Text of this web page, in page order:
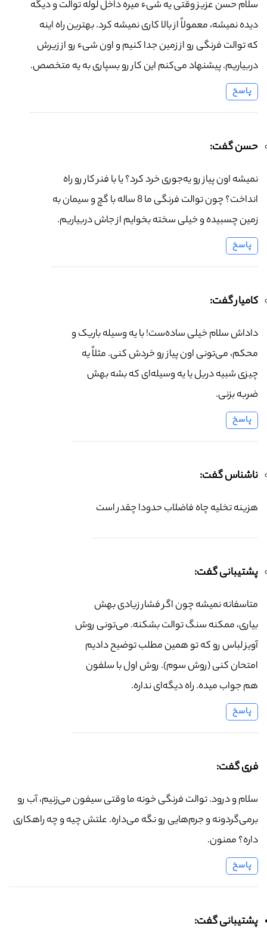
سلام حسن عزیز وقتی یه شیء میره داخل لوله توالت و دیگه
دیده نمیشه، معمولاً از بالا کاری نمیشه کرد. بهترین راه اینه
که توالت فرنگی رو از زمین جدا کنیم و اون شیء رو از زیرش
دربیاریم. پیشنهاد می‌کنم این کار رو بسپاری به یه متخصص.
پاسخ
حسن گفت:
نمیشه اون پیاز رو یه‌جوری خرد کرد؟ یا با فنر کار رو راه
انداخت؟ چون توالت فرنگی ما 8 ساله با گچ و سیمان به
زمین چسبیده و خیلی سخته بخوایم از جاش دربیاریم.
پاسخ
کامیار گفت:
داداش سلام خیلی ساده‌ست! با یه وسیله باریک و
محکم، می‌تونی اون پیاز رو خردش کنی. مثلاً یه
چیزی شبیه دریل یا یه وسیله‌ای که بشه بهش
ضربه بزنی.
پاسخ
ناشناس گفت:
هزینه تخلیه چاه فاضلاب حدودا چقدر است
پشتیبانی گفت:
متاسفانه نمیشه چون اگر فشار زیادی بهش
بیاری، ممکنه سنگ توالت بشکنه. می‌تونی روش
آویز لباس رو که تو همین مطلب توضیح دادیم
امتحان کنی (روش سوم). روش اول با سلفون
هم جواب میده. راه دیگه‌ای نداره.
پاسخ
فری گفت:
سلام و درود. توالت فرنگی خونه ما وقتی سیفون می‌زنیم، آب رو
برمی‌گردونه و جرم‌هایی رو نگه می‌داره. علتش چیه و چه راهکاری
داره؟ ممنون.
پاسخ
پشتیبانی گفت: